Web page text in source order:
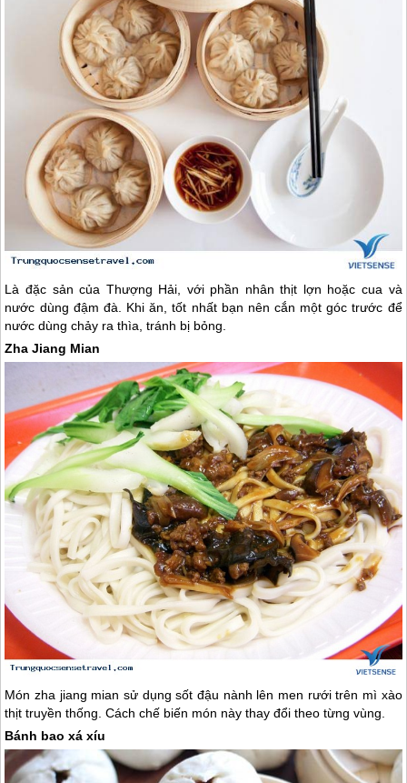
Là đặc sản của Thượng Hải, với phần nhân thịt lợn hoặc cua và
nước dùng đậm đà. Khi ăn, tốt nhất bạn nên cắn một góc trước để
nước dùng chảy ra thìa, tránh bị bỏng.
Zha Jiang Mian
Món zha jiang mian sử dụng sốt đậu nành lên men rưới trên mì xào
thịt truyền thống. Cách chế biến món này thay đổi theo từng vùng.
Bánh bao xá xíu